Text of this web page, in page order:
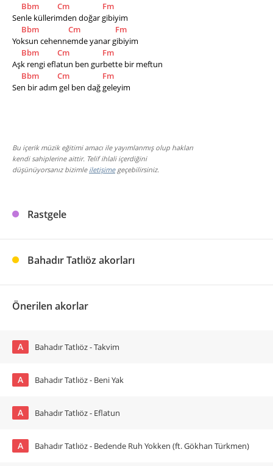
Bbm Cm
Fm
Senle küllerimden doğar gibiyim
Bbm
Cm
Fm
Yoksun cehennemde yanar gibiyim
Bbm
Cm
Fm
Aşk rengi eflatun ben gurbette bir meftun
Bbm
Cm
Fm
Sen bir adım gel ben dağ geleyim
Bu içerik müzik eğitimi amacı ile yayımlanmış olup hakları
kendi sahiplerine aittir. Telif ihlali içerdiğini
düşünüyorsanız bizimle iletişimegeçebilirsiniz.
Rastgele
Bahadır Tatlıöz akorları
Önerilen akorlar
A Bahadır Tatlıöz - Takvim
A Bahadır Tatlıöz - Beni Yak
A Bahadır Tatlıöz - Eflatun
A Bahadır Tatlıöz - Bedende Ruh Yokken (ft. Gökhan Türkmen)